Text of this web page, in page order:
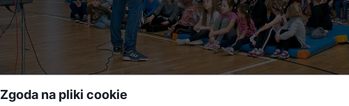
Zgoda na pliki cookie